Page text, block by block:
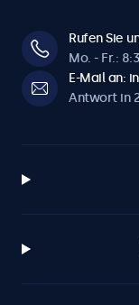
Rufen Sie
Mo. - Fr.:
E-Mail an:
Antwort in